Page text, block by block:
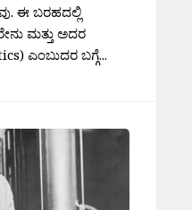
ಈ ಬರಹದಲ್ಲಿ
ಮತ್ತು ಅದರ
ಎಂಬುದರ ಬಗ್ಗೆ...